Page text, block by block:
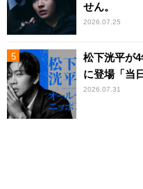
せん。
2026.07.25
松下洸平が
に登場「当
2026.07.31